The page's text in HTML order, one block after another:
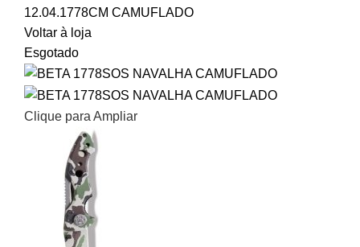
12.04.1778CM CAMUFLADO
Voltar à loja
Esgotado
Clique para Ampliar